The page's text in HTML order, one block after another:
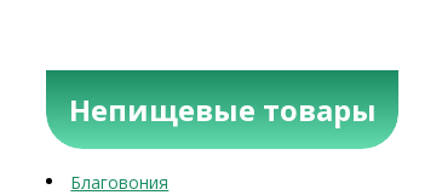
Непищевые товары
Благовония